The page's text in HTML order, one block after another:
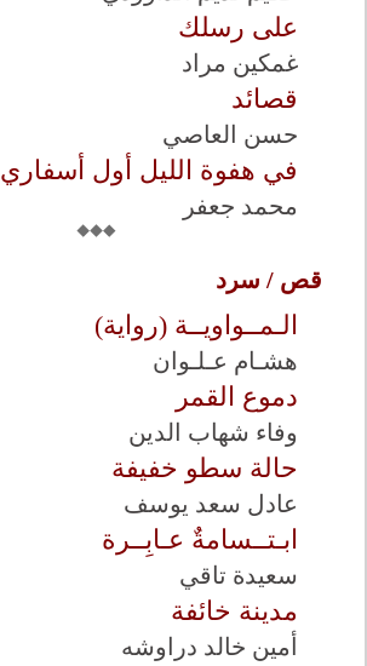
على رسلك
غمكين مراد
قصائد
حسن العاصي
في هفوة الليل أول أسفاري
محمد جعفر
قص / سرد
الـمــواويــة (رواية)
هشـام عـلـوان
دموع القمر
وفاء شهاب الدين
حالة سطو خفيفة
عادل سعد يوسف
ابـتــسامةٌ عـابِــرة
سعيدة تاقي
مدينة خائفة
أمين خالد دراوشه